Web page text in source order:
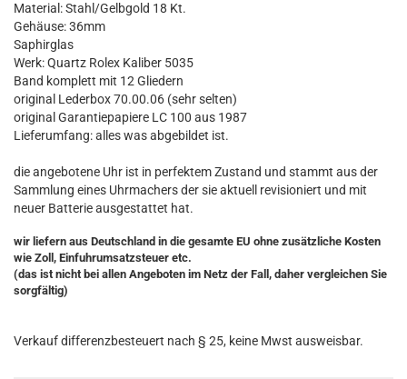
Material: Stahl/Gelbgold 18 Kt.
Gehäuse: 36mm
Saphirglas
Werk: Quartz Rolex Kaliber 5035
Band komplett mit 12 Gliedern
original Lederbox 70.00.06 (sehr selten)
original Garantiepapiere LC 100 aus 1987
Lieferumfang: alles was abgebildet ist.
die angebotene Uhr ist in perfektem Zustand und stammt aus der
Sammlung eines Uhrmachers der sie aktuell revisioniert und mit
neuer Batterie ausgestattet hat.
wir liefern aus Deutschland in die gesamte EU ohne zusätzliche Kosten
wie Zoll, Einfuhrumsatzsteuer etc.
(das ist nicht bei allen Angeboten im Netz der Fall, daher vergleichen Sie
sorgfältig)
Verkauf differenzbesteuert nach § 25, keine Mwst ausweisbar.